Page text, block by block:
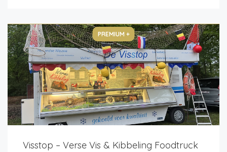
PREMIUM +
Visstop – Verse Vis & Kibbeling Foodtruck